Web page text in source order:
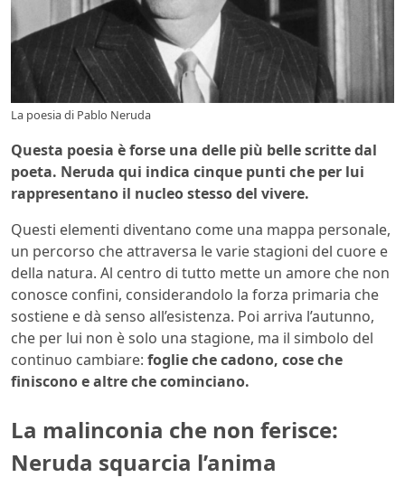
La poesia di Pablo Neruda
Questa poesia è forse una delle più belle scritte dal
poeta. Neruda qui indica cinque punti che per lui
rappresentano il nucleo stesso del vivere.
Questi elementi diventano come una mappa personale,
un percorso che attraversa le varie stagioni del cuore e
della natura. Al centro di tutto mette un amore che non
conosce confini, considerandolo la forza primaria che
sostiene e dà senso all’esistenza. Poi arriva l’autunno,
che per lui non è solo una stagione, ma il simbolo del
continuo cambiare: foglie che cadono, cose che
finiscono e altre che cominciano.
La malinconia che non ferisce:
Neruda squarcia l’anima